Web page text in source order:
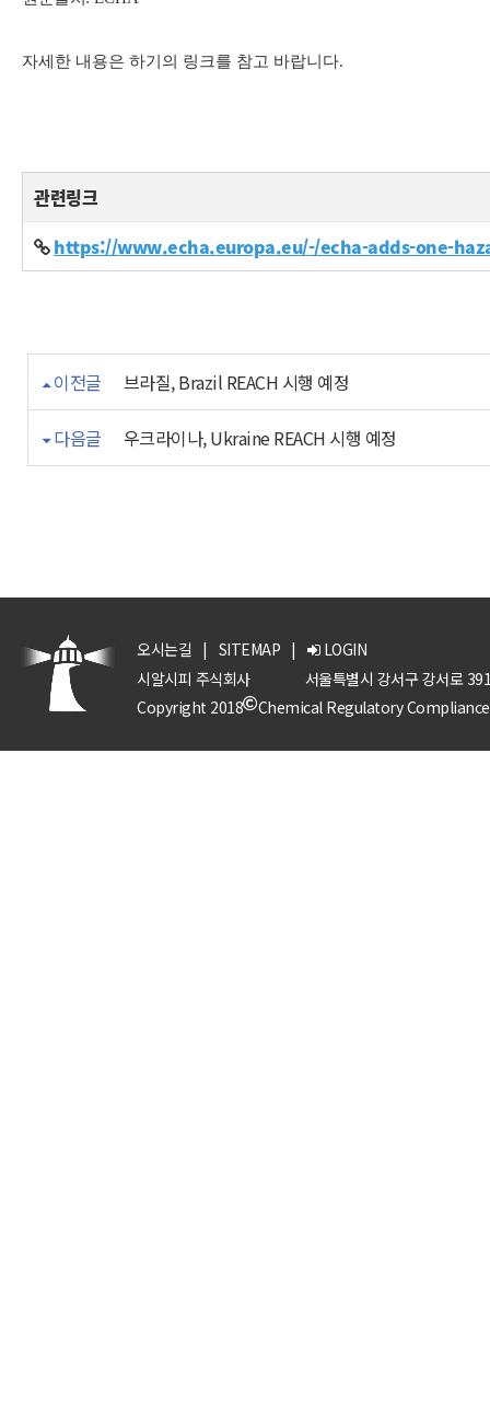
자세한 내용은 하기의 링크를 참고 바랍니다.
관련링크
https://www.echa.europa.eu/-/echa-adds-one-
이전글 브라질, Brazil REACH 시행 예정
다음글 우크라이나, Ukraine REACH 시행 예정
오시는길 | SITEMAP |
LOGIN
시알시피 주식회사
서울특별시 강서구 강서로
Copyright 2018
Chemical Regulatory